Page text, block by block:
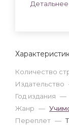
Количество
Издательство
Год издания —
Жанр —
Переплет —